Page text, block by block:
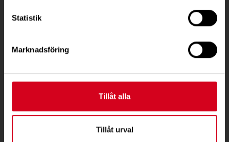
Statistik
Marknadsföring
Tillåt alla
Tillåt urval
Besöksadress:
Box 4086
PG 90 10 07-5 | BG 901-0075 | Swishgåva 90 100